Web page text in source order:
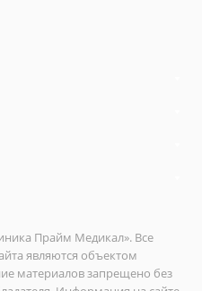
Прайм Медикал». Все
являются объектом
материалов запрещено без